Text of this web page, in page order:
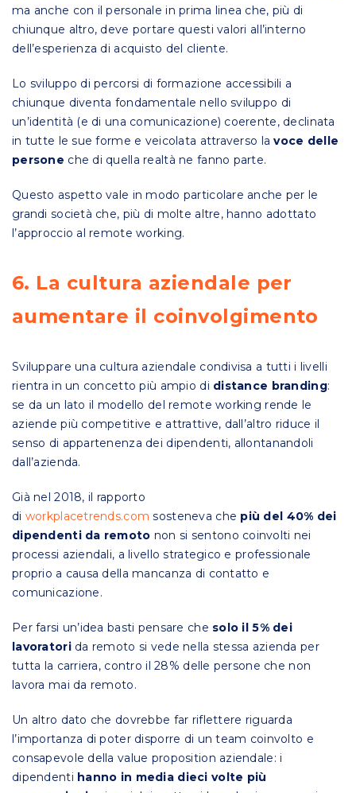
ma anche con il personale in prima linea che, più di
chiunque altro, deve portare questi valori all’interno
dell’esperienza di acquisto del cliente.
Lo sviluppo di percorsi di formazione accessibili a
chiunque diventa fondamentale nello sviluppo di
un’identità (e di una comunicazione) coerente, declinata
in tutte le sue forme e veicolata attraverso lavoce delle
persone che di quella realtà ne fanno parte.
Questo aspetto vale in modo particolare anche per le
grandi società che, più di molte altre, hanno adottato
l’approccio al remote working.
6. La cultura aziendale per
aumentare il coinvolgimento
Sviluppare una cultura aziendale condivisa a tutti i livelli
rientra in un concetto più ampio di distance branding:
se da un lato il modello del remote working rende le
aziende più competitive e attrattive, dall’altro riduce il
senso di appartenenza dei dipendenti, allontanandoli
dall’azienda.
Già nel 2018, il rapporto
di workplacetrends.com sosteneva che più del 40% dei
dipendenti da remoto non si sentono coinvolti nei
processi aziendali, a livello strategico e professionale
proprio a causa della mancanza di contatto e
comunicazione.
Per farsi un’idea basti pensare che solo il 5% dei
lavoratorida remoto si vede nella stessa azienda per
tutta la carriera, contro il 28% delle persone che non
lavora mai da remoto.
Un altro dato che dovrebbe far riflettere riguarda
l’importanza di poter disporre di un team coinvolto e
consapevole della value proposition aziendale: i
dipendenti hanno in media dieci volte più